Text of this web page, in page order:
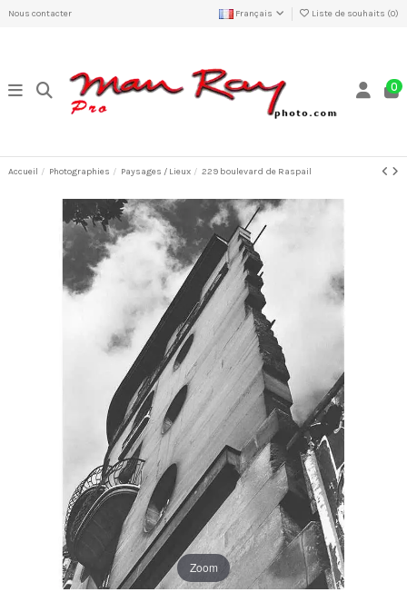
Nous contacter Français Liste de souhaits (0)
0
Accueil Photographies Paysages / Lieux 229 boulevard de Raspail
Zoom